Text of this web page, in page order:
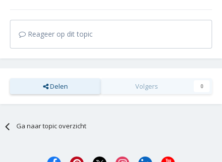
Reageer op dit topic
Delen Volgers 0
Ga naar topic overzicht